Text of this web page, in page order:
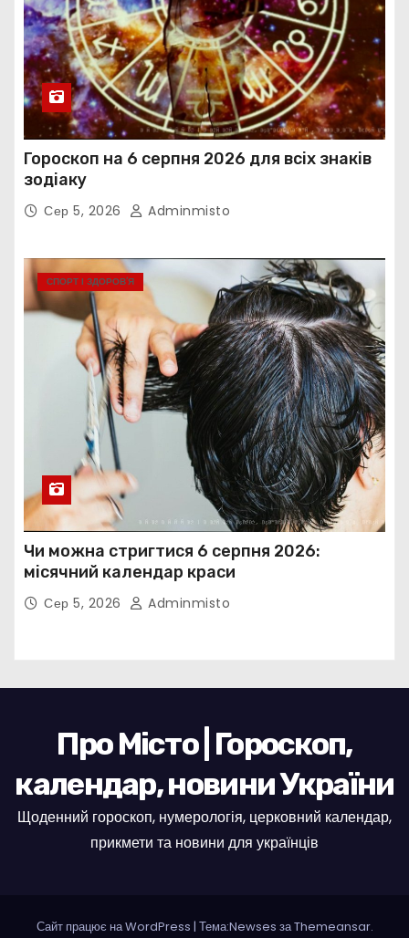
Гороскоп на 6 серпня 2026 для всіх знаків
зодіаку
Сер 5, 2026 Adminmisto
СПОРТ І ЗДОРОВ’Я
Чи можна стригтися 6 серпня 2026:
місячний календар краси
Сер 5, 2026 Adminmisto
Про Місто | Гороскоп,
календар, новини України
Щоденний гороскоп, нумерологія, церковний календар,
прикмети та новини для українців
Сайт працює на WordPress | Тема:Newses заThemeansar.